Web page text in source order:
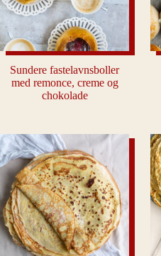
Sundere fastelavnsboller
med remonce, creme og
chokolade